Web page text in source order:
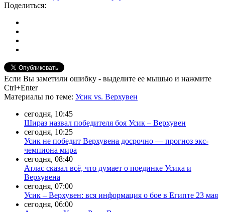
Поделиться:
Если Вы заметили ошибку - выделите ее мышью и нажмите
Ctrl+Enter
Материалы по теме: Усик vs. Верхувен
сегодня, 10:45
Шираз назвал победителя боя Усик – Верхувен
сегодня, 10:25
Усик не победит Верхувена досрочно — прогноз экс-
чемпиона мира
сегодня, 08:40
Атлас сказал всё, что думает о поединке Усика и
Верхувена
сегодня, 07:00
Усик – Верхувен: вся информация о бое в Египте 23 мая
сегодня, 06:00